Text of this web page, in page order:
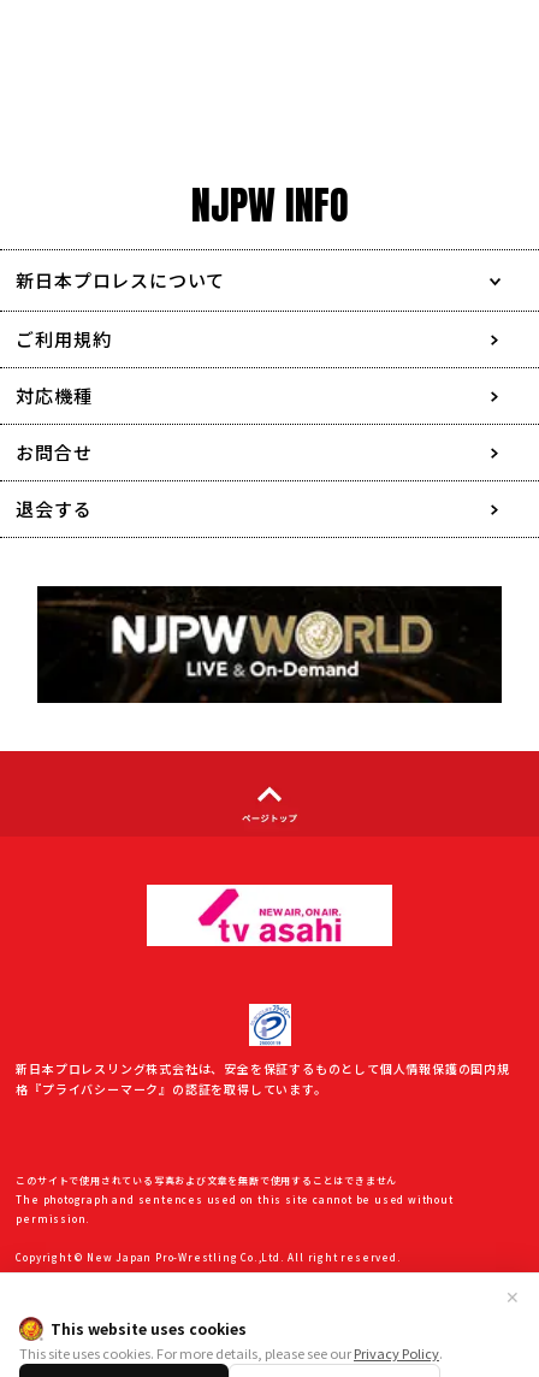
This website uses cookies
This site uses cookies. For more details, please see ourPrivacy Policy.
✕
NJPW INFO
新日本プロレスについて
会社情報
採用情報
協賛・広告媒体のご案内
特定商取引に関する表記
著作権について
利用者情報の外部送信について
ご利用規約
対応機種
お問合せ
退会する
新日本プロレスリング株式会社は、安全を保証するものとして個人情報保護の国内規
格『プライバシーマーク』の認証を取得しています。
このサイトで使用されている写真および文章を無断で使用することはできません
The photograph and sentences used on this site cannot be used without
permission.
Copyright © New Japan Pro-Wrestling Co.,Ltd. All right reserved.